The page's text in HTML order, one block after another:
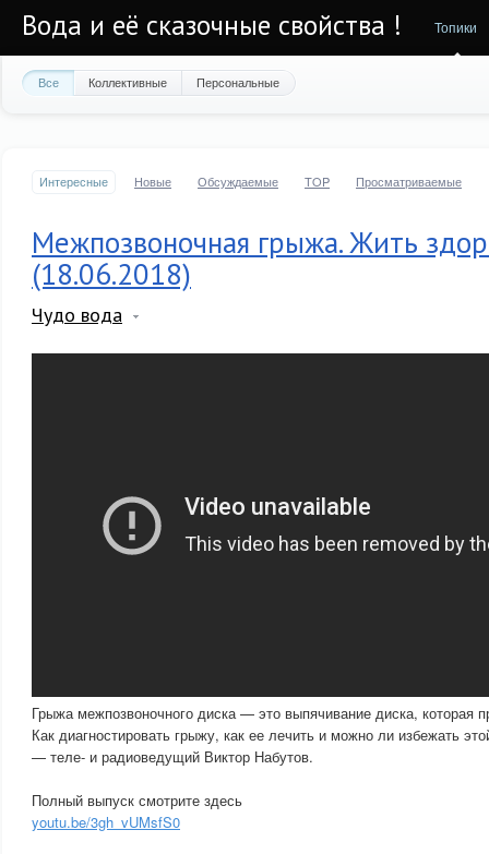
Вода и её сказочные свойства ! Топики
Все Коллективные Персональные
Интересные Новые Обсуждаемые TOP Просматриваемые
Межпозвоночная грыжа. Жить
(18.06.2018)
Чудо вода
Грыжа межпозвоночного диска — это выпячивание диска, которая
Как диагностировать грыжу, как ее лечить и можно ли избежать
— теле- и радиоведущий Виктор Набутов.
Полный выпуск смотрите здесь
youtu.be/3gh_vUMsfS0